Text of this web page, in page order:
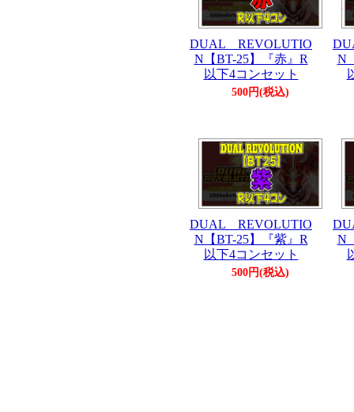
DUAL REVOLUTIO
N【BT-25】『赤』R
以下4コンセット
500円(税込)
N
DUAL REVOLUTIO
N【BT-25】『紫』R
以下4コンセット
500円(税込)
N